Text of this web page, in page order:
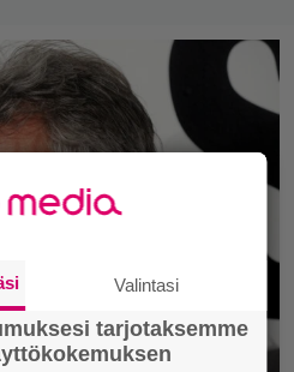
Valintasi
tarjotaksemme